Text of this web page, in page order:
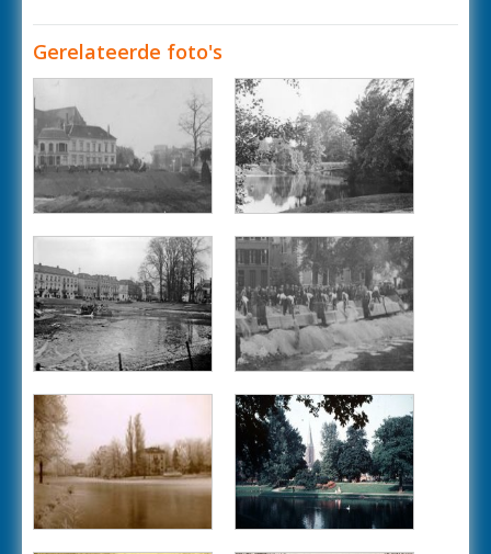
Gerelateerde foto's